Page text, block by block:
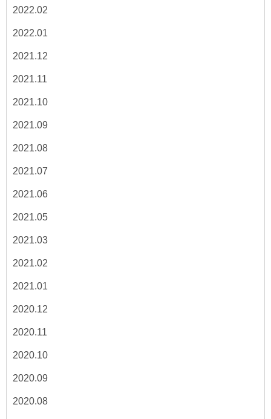
2022.02
2022.01
2021.12
2021.11
2021.10
2021.09
2021.08
2021.07
2021.06
2021.05
2021.03
2021.02
2021.01
2020.12
2020.11
2020.10
2020.09
2020.08